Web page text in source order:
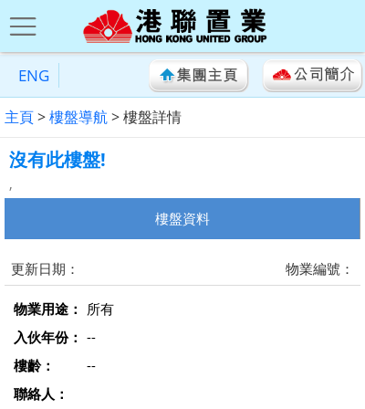
ENG
主頁>樓盤導航> 樓盤詳情
沒有此樓盤!
,
樓盤資料
更新日期： 物業編號：
物業用途： 所有
入伙年份： --
樓齡：
--
聯絡人：